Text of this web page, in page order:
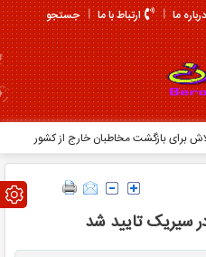
درباره ما ارتباط با ما جستجو
برای بازگشت مخاطبان خارج از کشور
سیریک تایید شد